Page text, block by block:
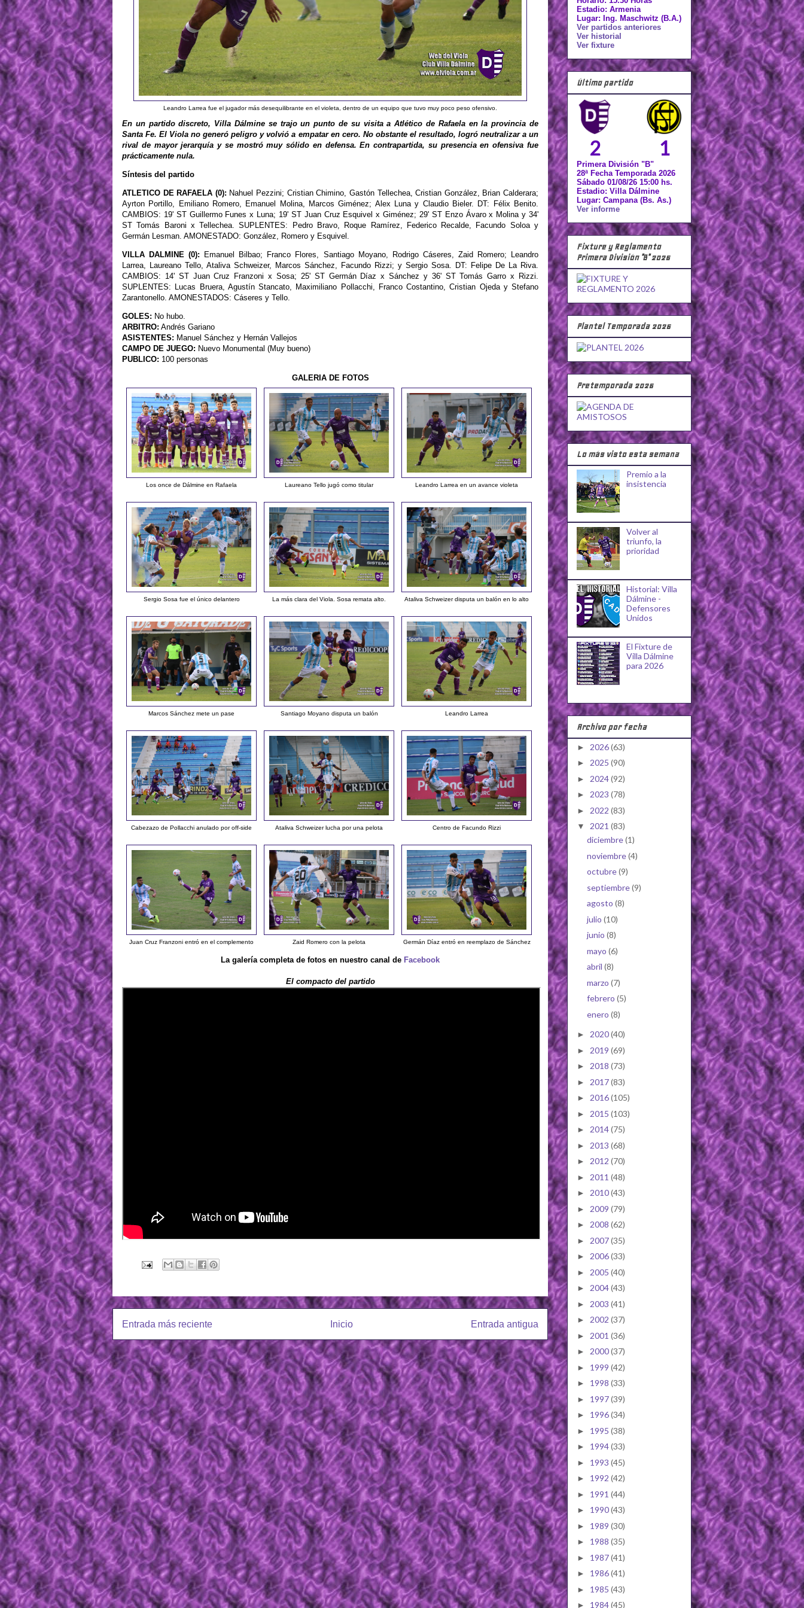
Leandro Larrea fue el jugador más desequilibrante en el violeta, dentro de un equipo que tuvo muy poco peso ofensivo.
En un partido discreto, Villa Dálmine se trajo un punto de su visita a Atlético de Rafaela en la provincia de
Santa Fe. El Viola no generó peligro y volvió a empatar en cero. No obstante el resultado, logró neutralizar a un
rival de mayor jerarquía y se mostró muy sólido en defensa. En contrapartida, su presencia en ofensiva fue
prácticamente nula.
Síntesis del partido
ATLETICO DE RAFAELA (0): Nahuel Pezzini; Cristian Chimino, Gastón Tellechea, Cristian González, Brian Calderara;
Ayrton Portillo, Emiliano Romero, Emanuel Molina, Marcos Giménez; Alex Luna y Claudio Bieler. DT: Félix Benito.
CAMBIOS: 19' ST Guillermo Funes x Luna; 19' ST Juan Cruz Esquivel x Giménez; 29' ST Enzo Ávaro x Molina y 34'
ST Tomás Baroni x Tellechea. SUPLENTES: Pedro Bravo, Roque Ramírez, Federico Recalde, Facundo Soloa y
Germán Lesman. AMONESTADO: González, Romero y Esquivel.
VILLA DALMINE (0): Emanuel Bilbao; Franco Flores, Santiago Moyano, Rodrigo Cáseres, Zaid Romero; Leandro
Larrea, Laureano Tello, Ataliva Schweizer, Marcos Sánchez, Facundo Rizzi; y Sergio Sosa. DT: Felipe De La Riva.
CAMBIOS: 14' ST Juan Cruz Franzoni x Sosa; 25' ST Germán Díaz x Sánchez y 36' ST Tomás Garro x Rizzi.
SUPLENTES: Lucas Bruera, Agustín Stancato, Maximiliano Pollacchi, Franco Costantino, Cristian Ojeda y Stefano
Zarantonello. AMONESTADOS: Cáseres y Tello.
GOLES: No hubo.
ARBITRO: Andrés Gariano
ASISTENTES: Manuel Sánchez y Hernán Vallejos
CAMPO DE JUEGO: Nuevo Monumental (Muy bueno)
PUBLICO: 100 personas
GALERIA DE FOTOS
Los once de Dálmine en Rafaela Laureano Tello jugó como titular Leandro Larrea en un avance violeta
Sergio Sosa fue el único delantero La más clara del Viola. Sosa remata alto. Ataliva Schweizer disputa un balón en lo alto
Marcos Sánchez mete un pase Santiago Moyano disputa un balón Leandro Larrea
Cabezazo de Pollacchi anulado por off-side Ataliva Schweizer lucha por una pelota Centro de Facundo Rizzi
Juan Cruz Franzoni entró en el complemento Zaid Romero con la pelota Germán Díaz entró en reemplazo de Sánchez
La galería completa de fotos en nuestro canal de Facebook
El compacto del partido
Entrada más reciente Entrada antigua
Inicio
Estadio: Armenia
Lugar: Ing. Maschwitz (B.A.)
Ver partidos anteriores
Ver historial
Ver fixture
Último partido
2 1
Primera División "B"
28ª Fecha Temporada 2026
Sábado 01/08/26 15:00 hs.
Estadio: Villa Dálmine
Lugar: Campana (Bs. As.)
Ver informe
Fixture y Reglamento
Primera División "B" 2026
Plantel Temporada 2026
Pretemporada 2026
Lo más visto esta semana
Premio a la
insistencia
Volver al
triunfo, la
prioridad
Historial: Villa
Dálmine -
Defensores
Unidos
El Fixture de
Villa Dálmine
para 2026
Archivo por fecha
► 2026(63)
► 2025 (90)
► 2024(92)
► 2023 (78)
► 2022 (83)
▼ 2021 (83)
diciembre(1)
noviembre(4)
octubre(9)
septiembre(9)
agosto (8)
julio (10)
junio (8)
mayo (6)
abril (8)
marzo (7)
febrero (5)
enero (8)
► 2020(40)
► 2019 (69)
► 2018 (73)
► 2017(83)
► 2016(105)
► 2015 (103)
► 2014(75)
► 2013 (68)
► 2012 (70)
► 2011 (48)
► 2010(43)
► 2009 (79)
► 2008 (62)
► 2007(35)
► 2006(33)
► 2005 (40)
► 2004(43)
► 2003 (41)
► 2002 (37)
► 2001 (36)
► 2000(37)
► 1999 (42)
► 1998 (33)
► 1997(39)
► 1996(34)
► 1995 (38)
► 1994(33)
► 1993 (45)
► 1992 (42)
► 1991 (44)
► 1990(43)
► 1989 (30)
► 1988 (35)
► 1987(41)
► 1986(41)
► 1985 (43)
► 1984(45)